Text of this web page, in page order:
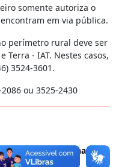
somente autoriza o
em via pública.
perímetro rural deve ser
- IAT. Nestes casos,
3524-3601.
ou 3525-2430
de árvores urbanas